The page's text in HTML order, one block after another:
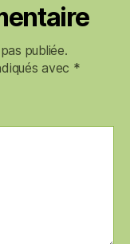
publiée.
avec *